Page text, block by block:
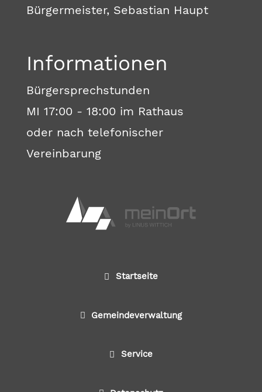
Bürgermeister, Sebastian Haupt
Informationen
Bürgersprechstunden
MI 17:00 - 18:00 im Rathaus
oder nach telefonischer
Vereinbarung
Startseite
Gemeindeverwaltung
Service